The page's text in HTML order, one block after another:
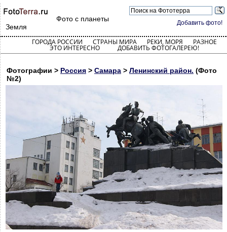
Добавить фото!
Фото с планеты
Земля
ГОРОДА РОССИИ СТРАНЫ МИРА РЕКИ, МОРЯ РАЗНОЕ
ЭТО ИНТЕРЕСНО ДОБАВИТЬ ФОТОГАЛЕРЕЮ!
Фотографии > Россия > Самара > Ленинский район. (Фото
№2)